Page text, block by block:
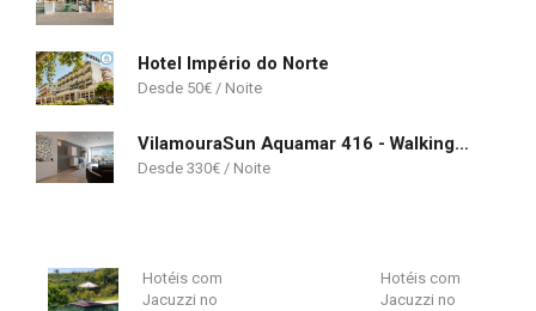
Hotel Império do Norte
50€
VilamouraSun Aquamar 416 - Walking Distance to Marina
330€
Hotéis com
Jacuzzi no
Hotéis com
Jacuzzi no